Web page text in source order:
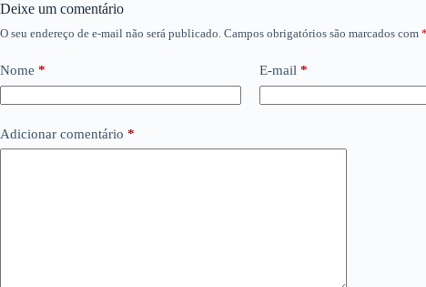
Deixe um comentário
O seu endereço de e-mail não será publicado. Campos obrigatórios são marcados com *
Nome * E-mail *
Adicionar comentário *